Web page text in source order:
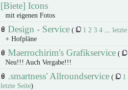
[Biete] Icons
mit eigenen Fotos
Design - Service ( 1 2 3 4
+ Hofpläne
Maerrochirim's Grafikservice (
Neu!!! Auch Vergabe!!!
.smartness' Allroundservice (
1
letzte Seite)